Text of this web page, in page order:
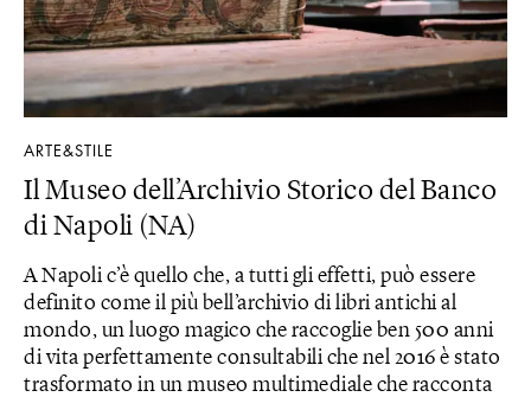
ARTE&STILE
Il Museo dell’Archivio Storico del Banco
di Napoli (NA)
A Napoli c’è quello che, a tutti gli effetti, può essere
definito come il più bell’archivio di libri antichi al
mondo, un luogo magico che raccoglie ben 500 anni
di vita perfettamente consultabili che nel 2016 è stato
trasformato in un museo multimediale che racconta